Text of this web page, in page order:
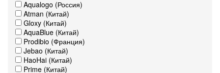
Aqualogo (Россия)
Atman (Китай)
Gloxy (Китай)
AquaBlue (Китай)
Prodibio (Франция)
Jebao (Китай)
HaoHai (Китай)
Prime (Китай)